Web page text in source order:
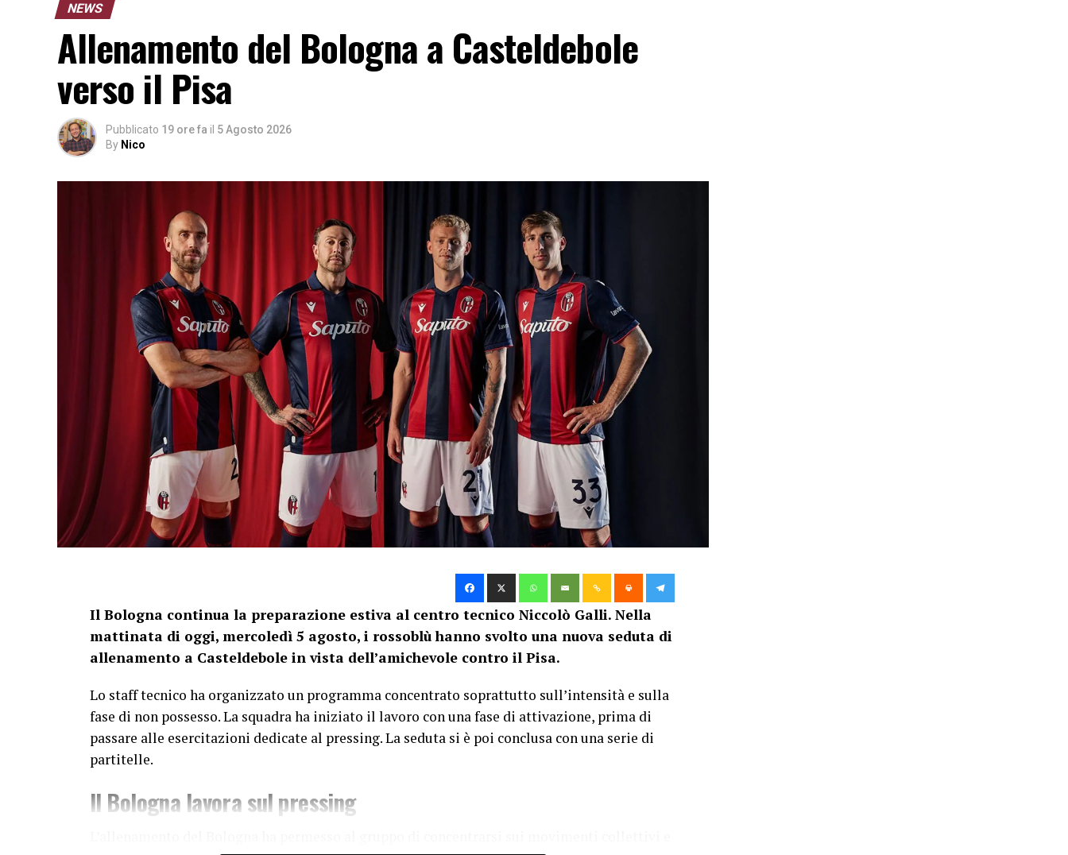
NEWS
Allenamento del Bologna a Casteldebole
verso il Pisa
Pubblicato 19 ore fa il 5 Agosto 2026
By Nico
Il Bologna continua la preparazione estiva al centro tecnico Niccolò Galli. Nella
mattinata di oggi, mercoledì 5 agosto, i rossoblù hanno svolto una nuova seduta di
allenamento a Casteldebole in vista dell’amichevole contro il Pisa.
Lo staff tecnico ha organizzato un programma concentrato soprattutto sull’intensità e sulla
fase di non possesso. La squadra ha iniziato il lavoro con una fase di attivazione, prima di
passare alle esercitazioni dedicate al pressing. La seduta si è poi conclusa con una serie di
partitelle.
Il Bologna lavora sul pressing